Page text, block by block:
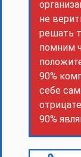
не
решать
помним
90%
себе
90%